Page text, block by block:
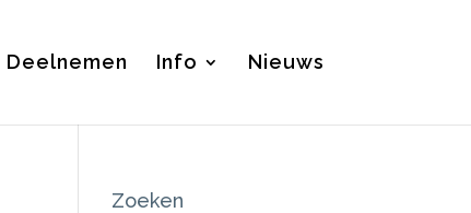
Deelnemen Info Nieuws
Zoeken